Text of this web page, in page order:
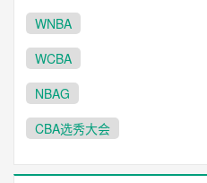
WNBA
WCBA
NBAG
CBA选秀大会